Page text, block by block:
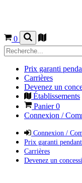
0
Prix garanti
Carrières
Devenez un
Établissements
Panier0
Connexion /
Connexion /
Prix garanti
Carrières
Devenez un